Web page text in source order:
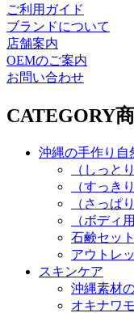
ご利用ガイド
ブランドについて
店舗案内
OEMのご案内
お問い合わせ
CATEGORY
沖縄の手作り自
（しっと
（すっき
（さっぱ
（ボディ
石鹸セット
アウトレ
スキンケア
沖縄素材
オキナワ